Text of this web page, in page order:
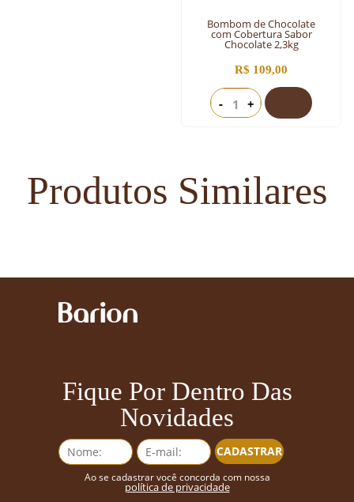
Bombom de Chocolate
com Cobertura Sabor
Chocolate 2,3kg
R$ 109,00
- +
Produtos Similares
Fique Por Dentro Das
Novidades
CADASTRAR
Ao se cadastrar você concorda com nossa
política de privacidade